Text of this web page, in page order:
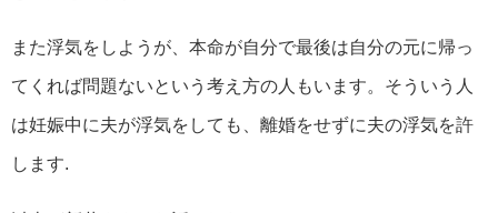
また浮気をしようが、本命が自分で最後は自分の元に帰っ
てくれば問題ないという考え方の人もいます。そういう人
は妊娠中に夫が浮気をしても、離婚をせずに夫の浮気を許
します.